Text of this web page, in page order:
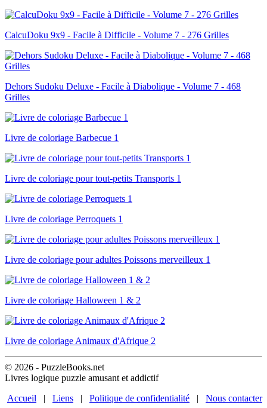
CalcuDoku 9x9 - Facile à Difficile - Volume 7 - 276 Grilles
Dehors Sudoku Deluxe - Facile à Diabolique - Volume 7 - 468
Grilles
Livre de coloriage Barbecue 1
Livre de coloriage pour tout-petits Transports 1
Livre de coloriage Perroquets 1
Livre de coloriage pour adultes Poissons merveilleux 1
Livre de coloriage Halloween 1 & 2
Livre de coloriage Animaux d'Afrique 2
© 2026 - PuzzleBooks.net
Livres logique puzzle amusant et addictif
Accueil | Liens | Politique de confidentialité | Nous contacter